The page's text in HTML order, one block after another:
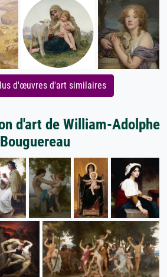
d'œuvres d'art similaires
d'art de William-Adolphe
Bouguereau